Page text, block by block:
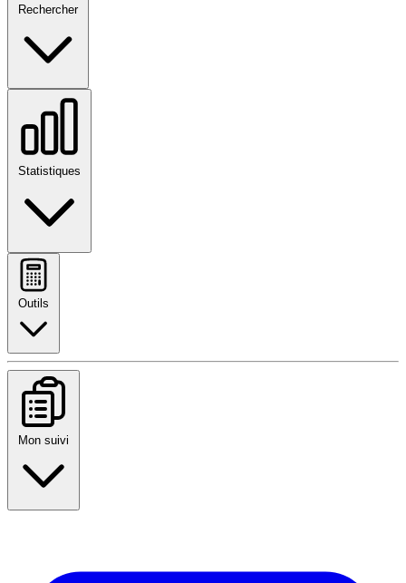
Rechercher
Statistiques
Outils
Mon suivi